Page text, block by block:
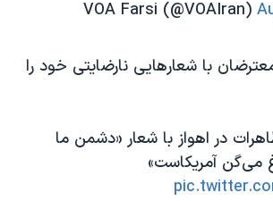
با شعارهایی نارضایتی خود را
در اهواز با شعار «دشمن ما
آمریکاست»